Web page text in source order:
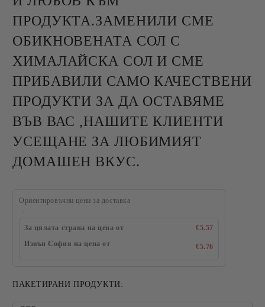
ПРОДУКТА.ЗАМЕНИЛИ СМЕ
ОБИКНОВЕНАТА СОЛ С
ХИМАЛАЙСКА СОЛ И СМЕ
ПРИБАВИЛИ САМО КАЧЕСТВЕНИ
ПРОДУКТИ ЗА ДА ОСТАВЯМЕ
ВЪВ ВАС ,НАШИТЕ КЛИЕНТИ
УСЕЩАНЕ ЗА ЛЮБИМИЯТ
ДОМАШЕН ВКУС.
Ориентировъчни цени за доставка
За цялата страна на цена от
€5.57
Извън София на цена от
€5.76
ПАКЕТИРАНИ ПРОДУКТИ: